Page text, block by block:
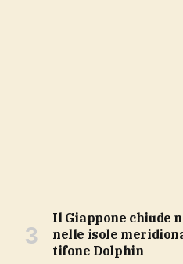
Il Giappone chiude negozi e cancella voli
nelle isole
tifone Dolphin